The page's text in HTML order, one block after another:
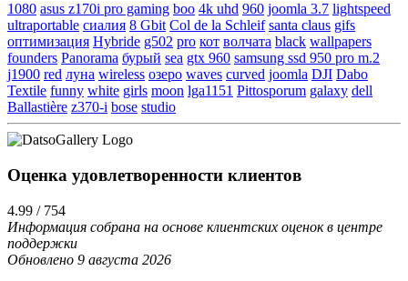
1080 asus z170i pro gaming boo 4k uhd 960 joomla 3.7 lightspeed
ultraportable сиалия 8 Gbit Col de la Schleif santa claus gifs
оптимизация Hybride g502 pro кот волчата black wallpapers
founders Panorama бурый sea gtx 960 samsung ssd 950 pro m.2
j1900 red луна wireless озеро waves curved joomla DJI Dabo
Textile funny white girls moon lga1151 Pittosporum galaxy dell
Ballastière z370-i bose studio
Оценка удовлетворенности клиентов
4.99 / 754
Информация собрана на основе клиентских оценок в центре
поддержки
Обновлено 9 августа 2026